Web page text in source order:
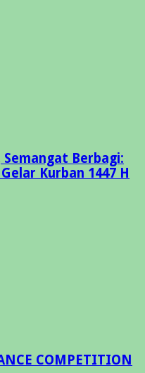
Berbagi:
Kurban 1447 H
COMPETITION